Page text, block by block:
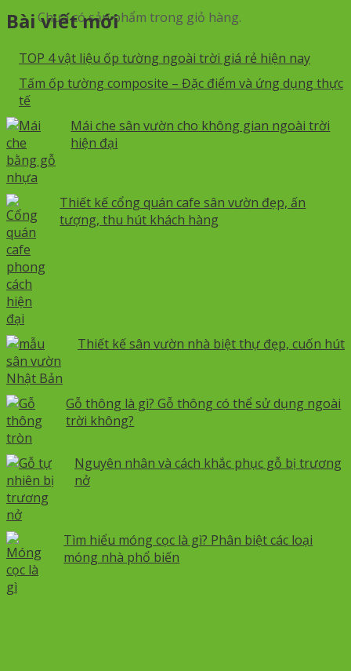
Chưa có sản phẩm trong giỏ hàng.
Bài viết mới
TOP 4 vật liệu ốp tường ngoài trời giá rẻ hiện nay
Tấm ốp tường composite – Đặc điểm và ứng dụng thực
tế
Mái che sân vườn cho không gian ngoài trời
hiện đại
Thiết kế cổng quán cafe sân vườn đẹp, ấn
tượng, thu hút khách hàng
Thiết kế sân vườn nhà biệt thự đẹp, cuốn hút
Gỗ thông là gì? Gỗ thông có thể sử dụng ngoài
trời không?
Nguyên nhân và cách khắc phục gỗ bị trương
nở
Tìm hiểu móng cọc là gì? Phân biệt các loại
móng nhà phổ biến